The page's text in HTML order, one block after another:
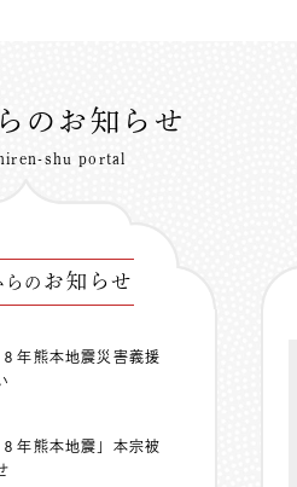
のお知らせ
shu portal
らの お知らせ
８年熊本地震災害義援
８年熊本地震」本宗被